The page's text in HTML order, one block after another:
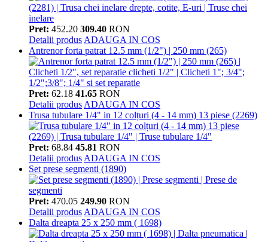
Pret: 452.20 309.40 RON
Detalii produs ADAUGA IN COS
Antrenor forta patrat 12.5 mm (1/2") | 250 mm (265)
Pret: 62.18 41.65 RON
Detalii produs ADAUGA IN COS
Trusa tubulare 1/4" in 12 colțuri (4 - 14 mm) 13 piese (2269)
Pret: 68.84 45.81 RON
Detalii produs ADAUGA IN COS
Set prese segmenti (1890)
Pret: 470.05 249.90 RON
Detalii produs ADAUGA IN COS
Dalta dreapta 25 x 250 mm ( 1698)